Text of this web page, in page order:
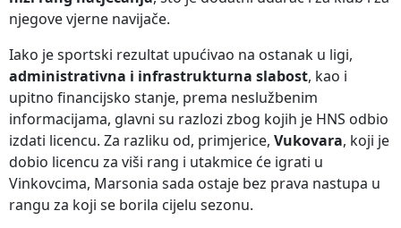
njegove vjerne navijače.
Iako je sportski rezultat upućivao na ostanak u ligi,
administrativna i infrastrukturna slabost, kao i
upitno financijsko stanje, prema neslužbenim
informacijama, glavni su razlozi zbog kojih je HNS odbio
izdati licencu. Za razliku od, primjerice, Vukovara, koji je
dobio licencu za viši rang i utakmice će igrati u
Vinkovcima, Marsonia sada ostaje bez prava nastupa u
rangu za koji se borila cijelu sezonu.